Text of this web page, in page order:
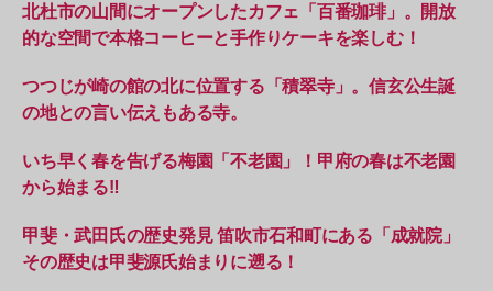
北杜市の山間にオープンしたカフェ「百番珈琲」。開放
的な空間で本格コーヒーと手作りケーキを楽しむ！
つつじが崎の館の北に位置する「積翠寺」。信玄公生誕
の地との言い伝えもある寺。
いち早く春を告げる梅園「不老園」！甲府の春は不老園
から始まる‼︎
甲斐・武田氏の歴史発見 笛吹市石和町にある「成就院」
その歴史は甲斐源氏始まりに遡る！